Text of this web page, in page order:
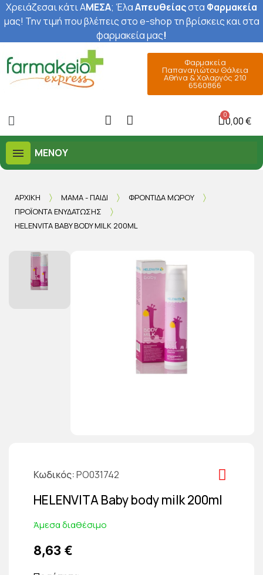
Χρειάζεσαι κάτι ΑΜΕΣΑ; ΈλαΑπευθείαςστα Φαρμακεία
μας! Την τιμή που βλέπεις στο e-shop τη βρίσκεις και στα
φαρμακεία μας!
Φαρμακεία
Παπαναγιώτου Θάλεια
Αθήνα & Χολαργός 210
6560866
0,00 €
ΜΕΝΟΎ
ΑΡΧΙΚΉ ΜΑΜΆ - ΠΑΙΔΊ
ΦΡΟΝΤΊΔΑ ΜΩΡΟΎ
ΠΡΟΪΌΝΤΑ ΕΝΥΔΆΤΩΣΗΣ
HELENVITA BABY BODY MILK 200ML
Κωδικός PO031742
HELENVITA Baby body milk 200ml
Άμεσα διαθέσιμο
8,63 €